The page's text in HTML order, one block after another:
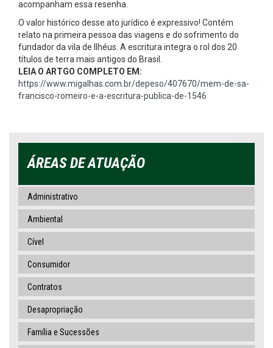
acompanham essa resenha.
O valor histórico desse ato jurídico é expressivo! Contém
relato na primeira pessoa das viagens e do sofrimento do
fundador da vila de Ilhéus. A escritura integra o rol dos 20
títulos de terra mais antigos do Brasil.
LEIA O ARTGO COMPLETO EM:
https://www.migalhas.com.br/depeso/407670/mem-de-sa-
francisco-romeiro-e-a-escritura-publica-de-1546
ÁREAS DE ATUAÇÃO
Administrativo
Ambiental
Cível
Consumidor
Contratos
Desapropriação
Família e Sucessões